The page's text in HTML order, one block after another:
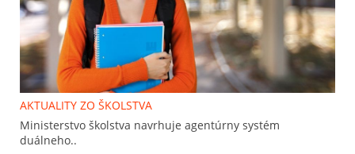
AKTUALITY ZO ŠKOLSTVA
Ministerstvo školstva navrhuje agentúrny systém
duálneho..